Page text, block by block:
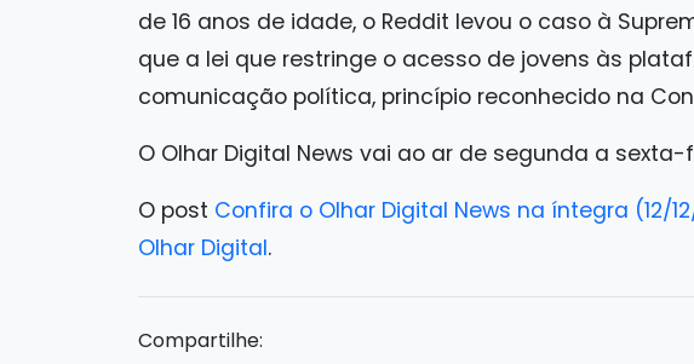
de 16 anos de idade, o Reddit levou o caso à
que a lei que restringe o acesso de jovens às
comunicação política, princípio reconhecido na
O Olhar Digital News vai ao ar de segunda a
O post Confira o Olhar Digital News na íntegra (12/
Olhar Digital.
Compartilhe: